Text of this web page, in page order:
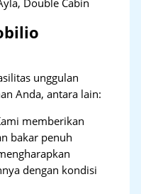
unggulan
Anda, antara lain:
memberikan
bakar penuh
dengan kondisi